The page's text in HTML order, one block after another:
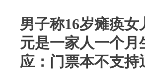
男子称16岁瘫痪
元是一家人一个
应：门票本不支